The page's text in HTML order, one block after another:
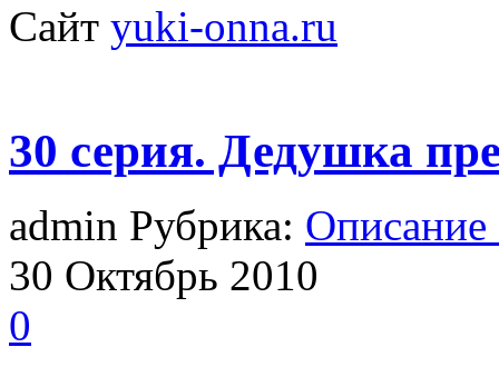
Сайт yuki-onna.ru
30 серия. Дедушка
admin Рубрика:
30 Октябрь 2010
0